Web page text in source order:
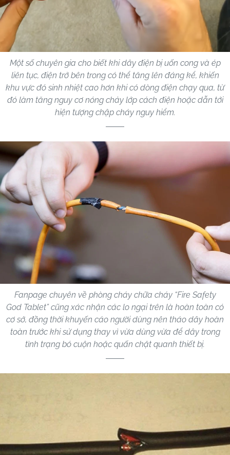
Một số chuyên gia cho biết khi dây điện bị uốn cong và ép
liên tục, điện trở bên trong có thể tăng lên đáng kể, khiến
khu vực đó sinh nhiệt cao hơn khi có dòng điện chạy qua, từ
đó làm tăng nguy cơ nóng chảy lớp cách điện hoặc dẫn tới
hiện tượng chập cháy nguy hiểm.
Fanpage chuyên về phòng cháy chữa cháy “Fire Safety
God Tablet” cũng xác nhận các lo ngại trên là hoàn toàn có
cơ sở, đồng thời khuyến cáo người dùng nên tháo dây hoàn
toàn trước khi sử dụng thay vì vừa dùng vừa để dây trong
tình trạng bó cuộn hoặc quấn chặt quanh thiết bị.